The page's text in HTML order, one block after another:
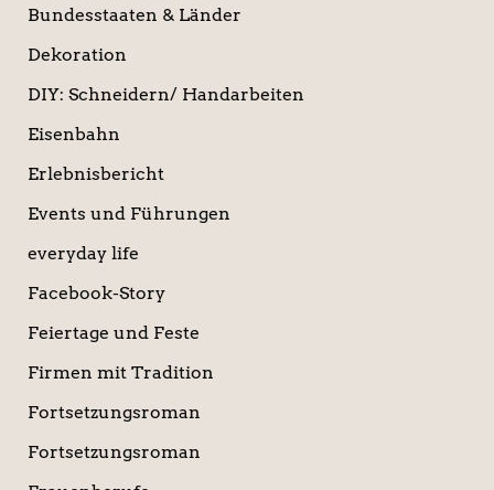
Bundesstaaten & Länder
Dekoration
DIY: Schneidern/ Handarbeiten
Eisenbahn
Erlebnisbericht
Events und Führungen
everyday life
Facebook-Story
Feiertage und Feste
Firmen mit Tradition
Fortsetzungsroman
Fortsetzungsroman